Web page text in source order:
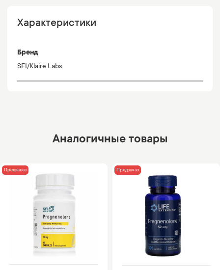
Характеристики
Бренд
SFI/Klaire Labs
Аналогичные товары
Предзаказ Предзаказ